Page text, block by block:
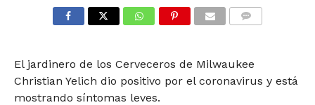
seconds
El jardinero de los Cerveceros de Milwaukee
Christian Yelich dio positivo por el coronavirus y está
mostrando síntomas leves.